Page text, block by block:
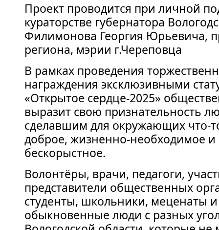
Проект проводится при личной
кураторстве губернатора
Филимонова Георгия Юрьевича,
региона, мэрии г.Череповца
В рамках проведения
награждения эксклюзивными
«Открытое сердце-2025»
выразит свою признательность
сделавшим для окружающих что-
доброе, жизненно-необходимое
бескорыстное.
Волонтёры, врачи, педагоги,
представители общественных
студенты, школьники, меценаты и
обыкновенные люди с разных